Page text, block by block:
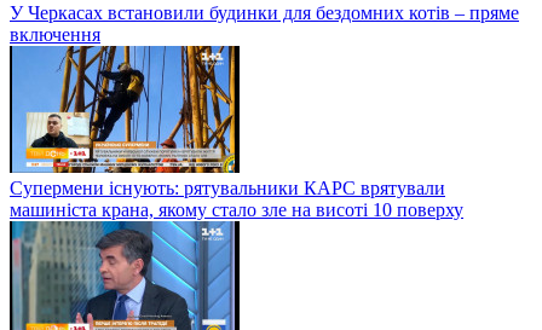
У Черкасах встановили будинки для бездомних котів – пряме
включення
Супермени існують: рятувальники КАРС врятували
машиніста крана, якому стало зле на висоті 10 поверху